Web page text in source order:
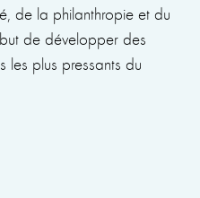
de la philanthropie et du
de développer des
les plus pressants du